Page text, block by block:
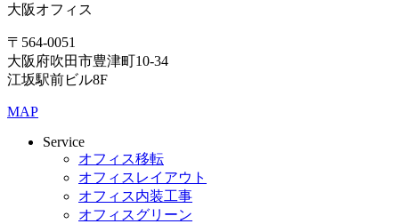
大阪オフィス
〒564-0051
大阪府吹田市豊津町10-34
江坂駅前ビル8F
MAP
Service
オフィス移転
オフィスレイアウト
オフィス内装工事
オフィスグリーン